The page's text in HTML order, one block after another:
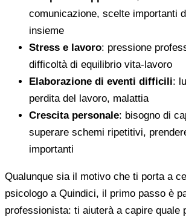
comunicazione, scelte importanti
insieme
Stress e lavoro: pressione
difficoltà di equilibrio vita-lavoro
Elaborazione di eventi difficili:
perdita del lavoro, malattia
Crescita personale: bisogno di
superare schemi ripetitivi,
importanti
Qualunque sia il motivo che ti porta a
psicologo a Quindici, il primo passo è
professionista: ti aiuterà a capire quale